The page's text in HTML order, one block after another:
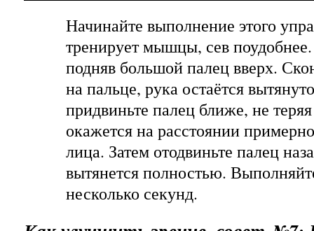
Начинайте выполнение этого
тренирует мышцы, сев
подняв большой палец вверх.
на пальце, рука остаётся
придвиньте палец ближе, не
окажется на расстоянии
лица. Затем отодвиньте палец
вытянется полностью.
несколько секунд.